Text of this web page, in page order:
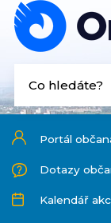
Portál
Dotazy
Kalendář